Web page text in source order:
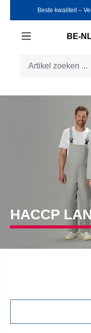
Ga naar deBeste kwaliteit ‒
BE-
HACCP